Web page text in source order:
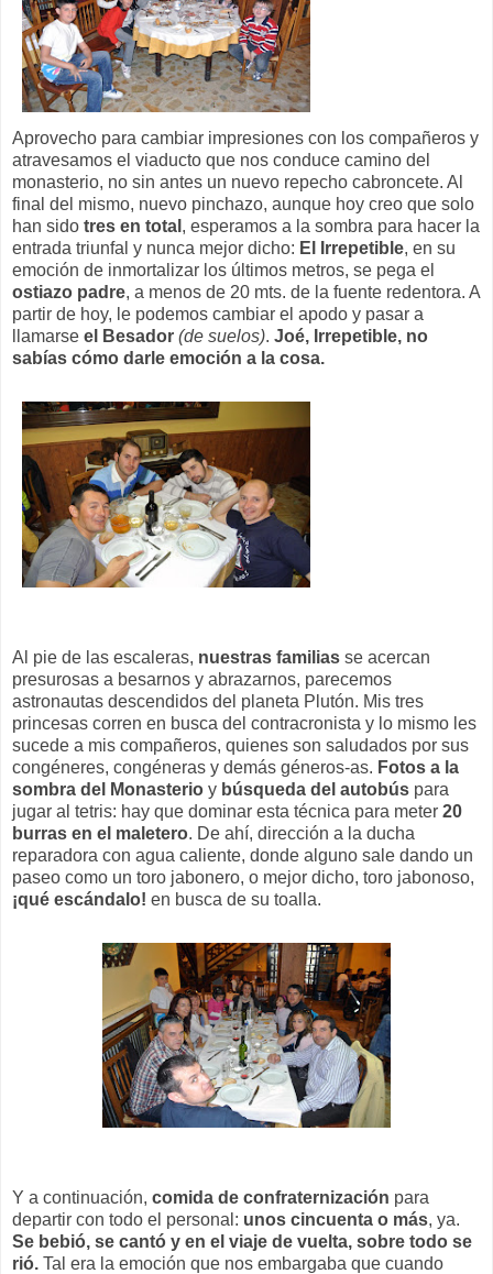
Aprovecho para cambiar impresiones con los compañeros y
atravesamos el viaducto que nos conduce camino del
monasterio, no sin antes un nuevo repecho cabroncete. Al
final del mismo, nuevo pinchazo, aunque hoy creo que solo
han sido tres en total , esperamos a la sombra para hacer la
entrada triunfal y nunca mejor dicho: El Irrepetible, en su
emoción de inmortalizar los últimos metros, se pega el
ostiazo padre, a menos de 20 mts. de la fuente redentora. A
partir de hoy, le podemos cambiar el apodo y pasar a
llamarse el Besador (de suelos). Joé, Irrepetible, no
sabías cómo darle emoción a la cosa.
Al pie de las escaleras, nuestras familias se acercan
presurosas a besarnos y abrazarnos, parecemos
astronautas descendidos del planeta Plutón. Mis tres
princesas corren en busca del contracronista y lo mismo les
sucede a mis compañeros, quienes son saludados por sus
congéneres, congéneras y demás géneros-as. Fotos a la
sombra del Monasterio y búsqueda del autobús para
jugar al tetris: hay que dominar esta técnica para meter 20
burras en el maletero. De ahí, dirección a la ducha
reparadora con agua caliente, donde alguno sale dando un
paseo como un toro jabonero, o mejor dicho, toro jabonoso,
¡qué escándalo! en busca de su toalla.
Y a continuación, comida de confraternización para
departir con todo el personal: unos cincuenta o más, ya.
Se bebió, se cantó y en el viaje de vuelta, sobre todo se
rió. Tal era la emoción que nos embargaba que cuando